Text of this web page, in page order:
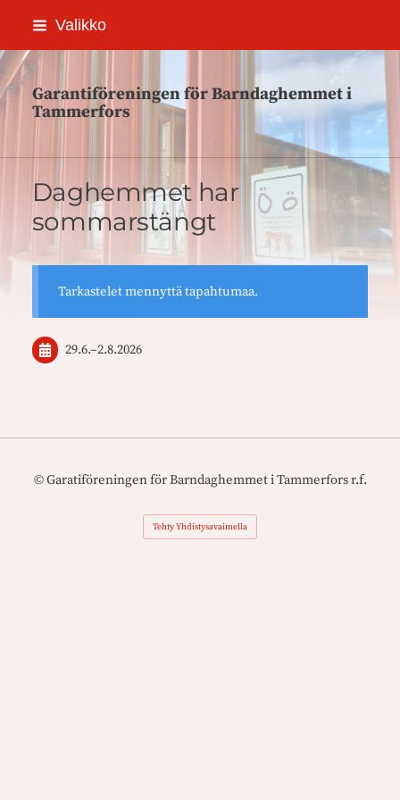
Siirry
sisältöön
Valikko
Garantiföreningen för Barndaghemmet i
Tammerfors
Daghemmet har
sommarstängt
Tarkastelet mennyttä tapahtumaa.
29.6.–2.8.2026
©Garatiföreningen för Barndaghemmet i Tammerfors r.f.
Tehty Yhdistysavaimella